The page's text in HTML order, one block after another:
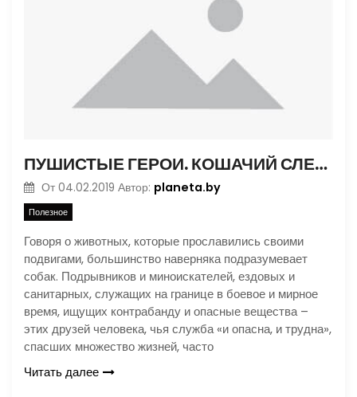
ПУШИСТЫЕ ГЕРОИ. КОШАЧИЙ СЛЕД В ИСТОРИИ
От 04.02.2019 Автор: planeta.by
Полезное
Говоря о животных, которые прославились своими
подвигами, большинство наверняка подразумевает
собак. Подрывников и миноискателей, ездовых и
санитарных, служащих на границе в боевое и мирное
время, ищущих контрабанду и опасные вещества –
этих друзей человека, чья служба «и опасна, и трудна»,
спасших множество жизней, часто
Читать далее